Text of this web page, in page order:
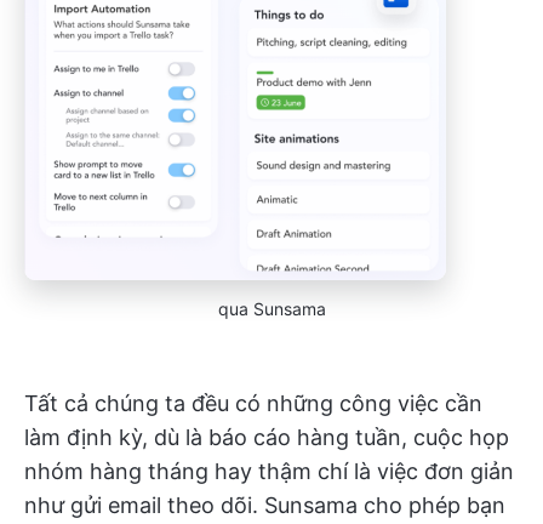
qua Sunsama
Tất cả chúng ta đều có những công việc cần
làm định kỳ, dù là báo cáo hàng tuần, cuộc họp
nhóm hàng tháng hay thậm chí là việc đơn giản
như gửi email theo dõi. Sunsama cho phép bạn